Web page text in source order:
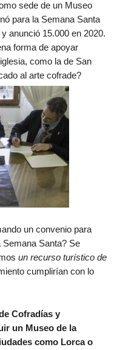
sede de un Museo
para la Semana Santa
anunció 15.000 en 2020.
forma de apoyar
como la de San
al arte cofrade?
un convenio para
Santa? Se
un recurso turístico de
cumplirían con lo
Cofradías y
un Museo de la
como Lorca o